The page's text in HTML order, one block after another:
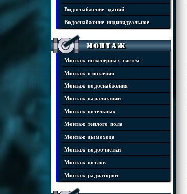
Водоснабжение зданий
Водоснабжение индивидуальное
Монтаж
Монтаж инженерных систем
Монтаж отопления
Монтаж водоснабжения
Монтаж канализации
Монтаж котельных
Монтаж теплого пола
Монтаж дымохода
Монтаж водоочистки
Монтаж котлов
Монтаж радиаторов